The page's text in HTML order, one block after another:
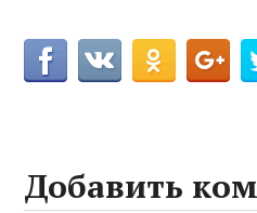
Добавить